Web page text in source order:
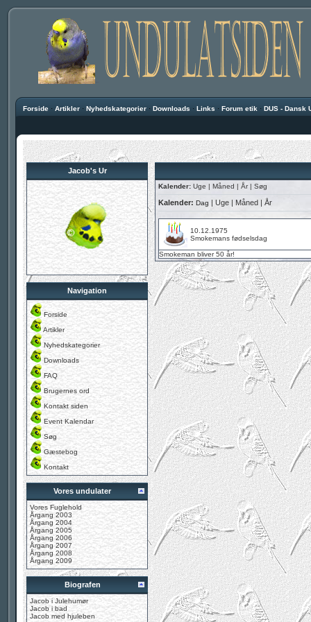
Forside · Artikler · Nyhedskategorier · Downloads · Links · Forum etik · DUS - Dansk
Jacob's Ur
Navigation
Forside
Artikler
Nyhedskategorier
Downloads
FAQ
Brugernes ord
Kontakt siden
Event Kalendar
Søg
Gæstebog
Kontakt
Vores undulater
Vores Fuglehold
Årgang 2003
Årgang 2004
Årgang 2005
Årgang 2006
Årgang 2007
Årgang 2008
Årgang 2009
Biografen
Jacob i Julehumør
Jacob i bad
Jacob med hjuleben
Kalender: Uge | Måned | År| Søg
Kalender: Dag | Uge | Måned | År
10.12.1975
Smokemans fødselsdag
Smokeman bliver 50 år!